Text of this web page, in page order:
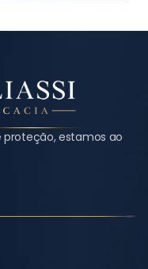
proteção, estamos ao